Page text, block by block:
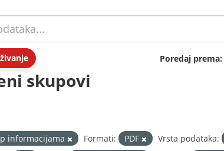
Poredaj prema
skupovi
informacijama Formati: PDF Vrsta podataka: